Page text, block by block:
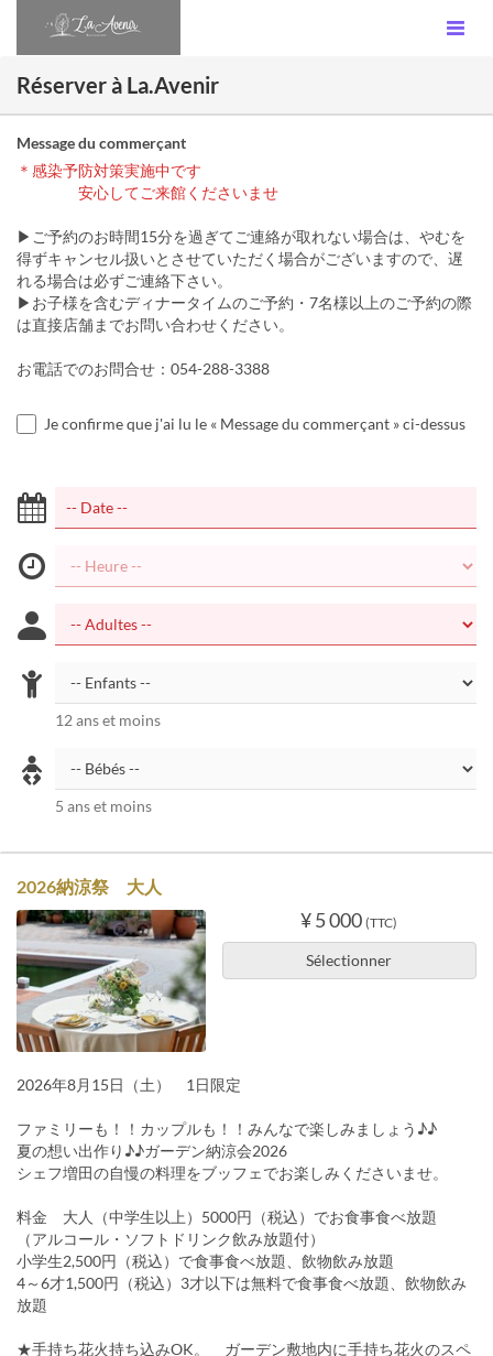
Réserver à La.Avenir
Message du commerçant
＊感染予防対策実施中です
安心してご来館くださいませ
▶ご予約のお時間15分を過ぎてご連絡が取れない場合は、やむを
得ずキャンセル扱いとさせていただく場合がございますので、遅
れる場合は必ずご連絡下さい。
▶お子様を含むディナータイムのご予約・7名様以上のご予約の際
は直接店舗までお問い合わせください。
お電話でのお問合せ：054-288-3388
Je confirme que j'ai lu le « Message du commerçant » ci-dessus
12 ans et moins
5 ans et moins
2026納涼祭 大人
¥ 5 000 (TTC)
Sélectionner
2026年8月15日（土） 1日限定
ファミリーも！！カップルも！！みんなで楽しみましょう♪♪
夏の想い出作り♪♪ガーデン納涼会2026
シェフ増田の自慢の料理をブッフェでお楽しみくださいませ。
料金 大人（中学生以上）5000円（税込）でお食事食べ放題
（アルコール・ソフトドリンク飲み放題付）
小学生2,500円（税込）で食事食べ放題、飲物飲み放題
4～6才1,500円（税込）3才以下は無料で食事食べ放題、飲物飲み
放題
★手持ち花火持ち込みOK。 ガーデン敷地内に手持ち花火のスペ